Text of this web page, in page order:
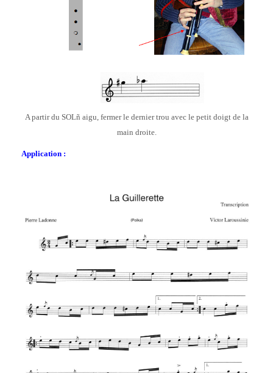
A partir du SOLñ aigu, fermer le dernier trou avec le petit doigt de la
main droite.
Application :